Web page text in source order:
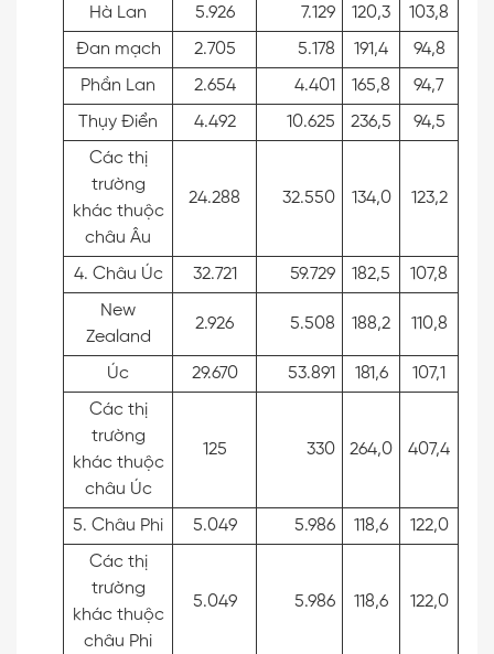
Hà Lan 5.926 7.129 120,3 103,8
Đan mạch 2.705 5.178 191,4 94,8
Phần Lan 2.654 4.401 165,8 94,7
Thụy Điển 4.492 10.625 236,5 94,5
Các thị
trường
khác thuộc
châu Âu
24.288 32.550 134,0 123,2
4. Châu Úc 32.721 59.729 182,5 107,8
New
Zealand
2.926 5.508 188,2 110,8
Úc 29.670 53.891 181,6 107,1
Các thị
trường
khác thuộc
châu Úc
125 330 264,0 407,4
5. Châu Phi 5.049 5.986 118,6 122,0
Các thị
trường
khác thuộc
châu Phi
5.049 5.986 118,6 122,0